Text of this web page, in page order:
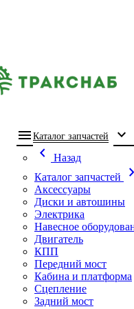
menu Каталог запчастей expand_more
chevron_left
Назад
Каталог запчастей
chevron_right
Аксессуары
Диски и автошины
Электрика
Навесное
Двигатель
КПП
Передний мост
Кабина и платформа
Сцепление
Задний мост